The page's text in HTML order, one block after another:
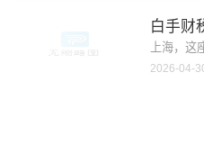
白手财
上海，
2026-04-